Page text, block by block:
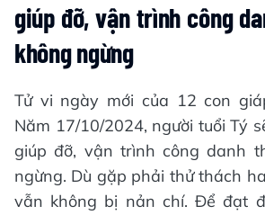
giúp đỡ, vận trình công
không ngừng
Tử vi ngày mới của 12 con
Năm 17/10/2024, người tuổi Tý
giúp đỡ, vận trình công danh
ngừng. Dù gặp phải thử thách
vẫn không bị nản chí. Để đạt